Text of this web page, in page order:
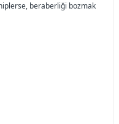
beraberliği bozmak